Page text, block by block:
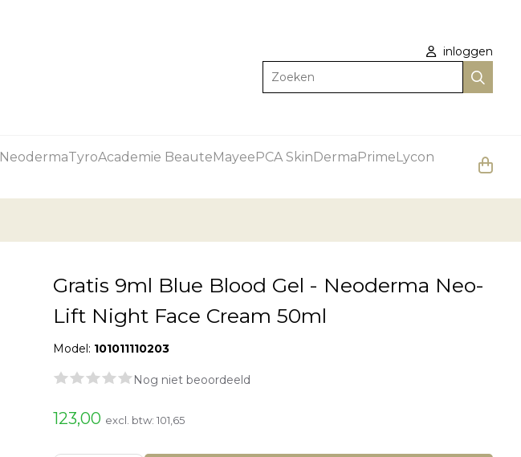
inloggen
Zoeken
NeodermaTyroAcademie BeauteMayeePCA SkinDermaPrimeLycon
Gratis 9ml Blue Blood Gel - Neoderma Neo-
Lift Night Face Cream 50ml
Model: 101011110203
Nog niet beoordeeld
123,00 excl. btw:101,65